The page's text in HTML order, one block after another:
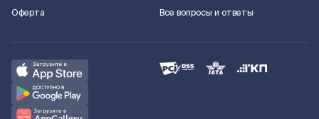
Оферта
Все вопросы и ответы